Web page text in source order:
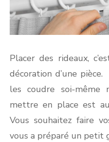
Placer des rideaux,
décoration d’une
les coudre soi-même
mettre en place est
Vous souhaitez faire
vous a préparé un petit